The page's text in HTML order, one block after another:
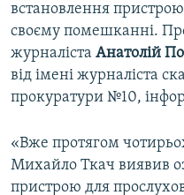
встановлення
своєму помешканні.
журналіста Анатолій
від імені журналіста
прокуратури №10,
«Вже протягом
Михайло Ткач виявив
пристрою для